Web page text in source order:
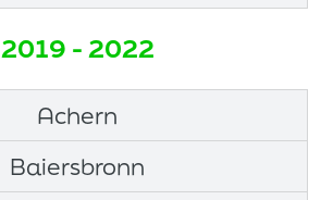
2019 - 2022
Achern
Baiersbronn